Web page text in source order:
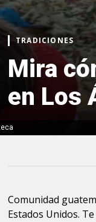
TRADICIONES
Mira
en Los
Comunidad
Estados Unidos.